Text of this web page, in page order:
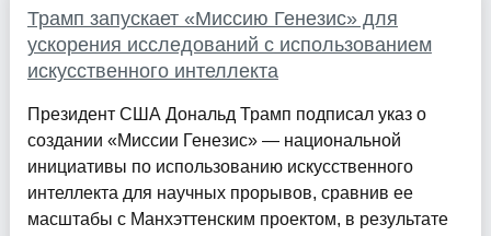
Трамп запускает «Миссию Генезис» для
ускорения исследований с использованием
искусственного интеллекта
Президент США Дональд Трамп подписал указ о
создании «Миссии Генезис» — национальной
инициативы по использованию искусственного
интеллекта для научных прорывов, сравнив ее
масштабы с Манхэттенским проектом, в результате